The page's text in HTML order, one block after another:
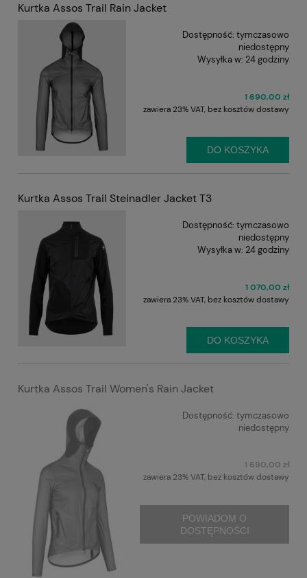
Kurtka Assos Trail Rain Jacket
Dostępność: tymczasowo
niedostępny
Wysyłka w: 24 godziny
1 690,00 zł
zawiera 23% VAT, bez kosztów dostawy
DO KOSZYKA
Kurtka Assos Trail Steinadler Jacket T3
Dostępność: tymczasowo
niedostępny
Wysyłka w: 24 godziny
1 070,00 zł
zawiera 23% VAT, bez kosztów dostawy
DO KOSZYKA
Kurtka Assos Trail Women's Rain Jacket
Dostępność: tymczasowo
niedostępny
1 690,00 zł
zawiera 23% VAT, bez kosztów dostawy
POWIADOM O
DOSTĘPNOŚCI